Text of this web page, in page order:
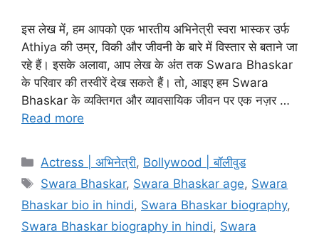
इस लेख में, हम आपको एक भारतीय अभिनेत्री स्वरा भास्कर उर्फ
Athiya की उम्र, विकी और जीवनी के बारे में विस्तार से बताने जा
रहे हैं। इसके अलावा, आप लेख के अंत तक Swara Bhaskar
के परिवार की तस्वीरें देख सकते हैं। तो, आइए हम Swara
Bhaskar के व्यक्तिगत और व्यावसायिक जीवन पर एक नज़र …
Read more
Categories
Actress | अभिनेत्री, Bollywood | बॉलीवुड
Tags
Swara Bhaskar, Swara Bhaskar age, Swara
Bhaskar bio in hindi, Swara Bhaskar biography,
Swara Bhaskar biography in hindi, Swara